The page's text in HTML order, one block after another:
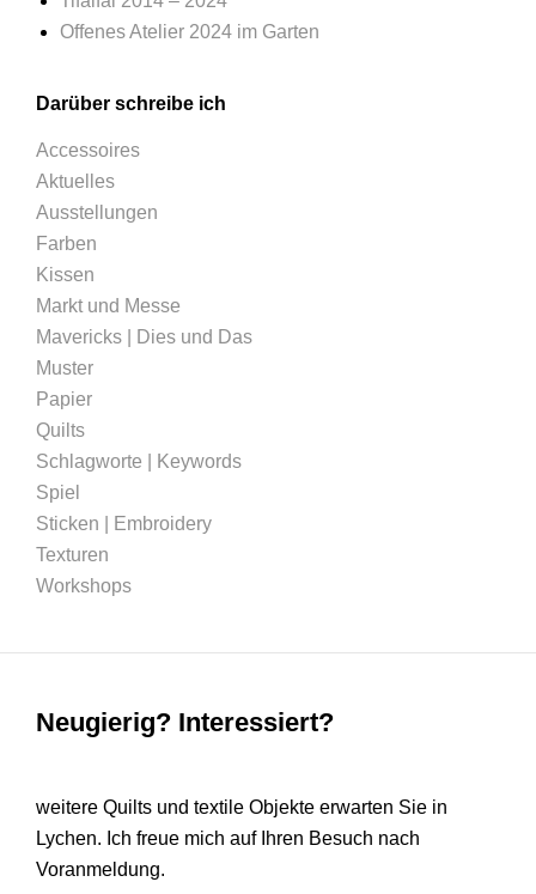
Offenes Atelier 2024 im Garten
Darüber schreibe ich
Accessoires
Aktuelles
Ausstellungen
Farben
Kissen
Markt und Messe
Mavericks | Dies und Das
Muster
Papier
Quilts
Schlagworte | Keywords
Spiel
Sticken | Embroidery
Texturen
Workshops
Neugierig? Interessiert?
weitere Quilts und textile Objekte erwarten Sie in
Lychen. Ich freue mich auf Ihren Besuch nach
Voranmeldung.